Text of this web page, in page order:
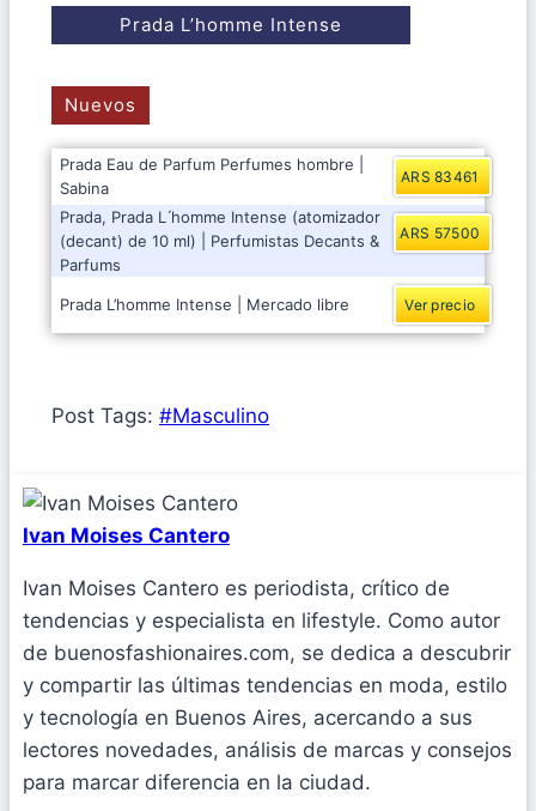
Prada L’homme Intense
Nuevos
Prada Eau de Parfum Perfumes hombre |
Sabina
ARS 83461
Prada, Prada L ́homme Intense (atomizador
(decant) de 10 ml) | Perfumistas Decants &
Parfums
ARS 57500
Prada L’homme Intense | Mercado libre Ver precio
Post Tags: #Masculino
Ivan Moises Cantero
Ivan Moises Cantero es periodista, crítico de
tendencias y especialista en lifestyle. Como autor
de buenosfashionaires.com, se dedica a descubrir
y compartir las últimas tendencias en moda, estilo
y tecnología en Buenos Aires, acercando a sus
lectores novedades, análisis de marcas y consejos
para marcar diferencia en la ciudad.